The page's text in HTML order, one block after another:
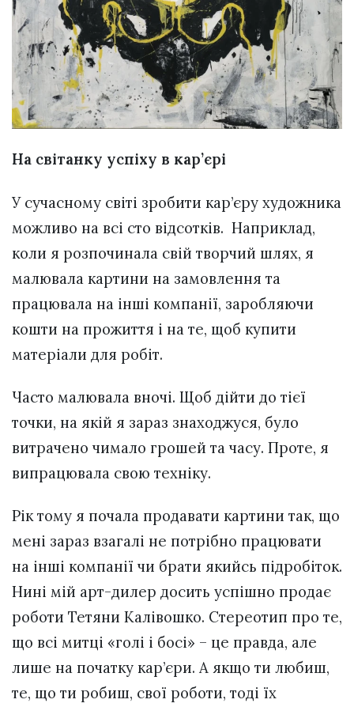
На світанку успіху в кар’єрі
У сучасному світі зробити кар’єру художника
можливо на всі сто відсотків. Наприклад,
коли я розпочинала свій творчий шлях, я
малювала картини на замовлення та
працювала на інші компанії, заробляючи
кошти на прожиття і на те, щоб купити
матеріали для робіт.
Часто малювала вночі. Щоб дійти до тієї
точки, на якій я зараз знаходжуся, було
витрачено чимало грошей та часу. Проте, я
випрацювала свою техніку.
Рік тому я почала продавати картини так, що
мені зараз взагалі не потрібно працювати
на інші компанії чи брати якийсь підробіток.
Нині мій арт-дилер досить успішно продає
роботи Тетяни Калівошко. Стереотип про те,
що всі митці «голі і босі» – це правда, але
лише на початку кар’єри. А якщо ти любиш,
те, що ти робиш, свої роботи, тоді їх